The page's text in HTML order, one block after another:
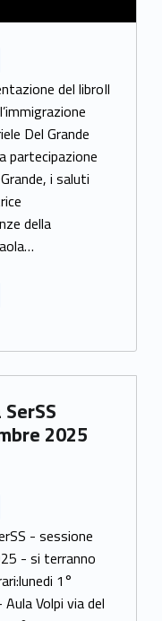
h
ar
e
del libroIl
Del Grande
partecipazione
i saluti
della
ar
e
2025
h
ar
e
- sessione
- si terranno
1°
Volpi via del